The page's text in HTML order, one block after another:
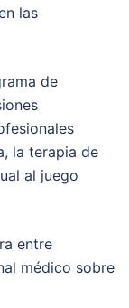
las
de
la terapia de
al juego
entre
médico sobre